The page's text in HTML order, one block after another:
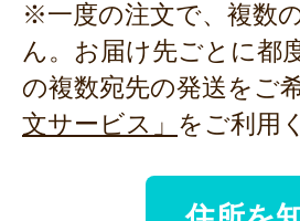
※一度の注文で、複数
ん。お届け先ごとに都
の複数宛先の発送をご
文サービス」 をご利用